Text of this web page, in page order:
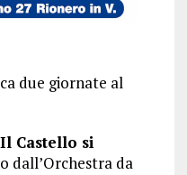
due giornate al
Il Castello si
dall’Orchestra da